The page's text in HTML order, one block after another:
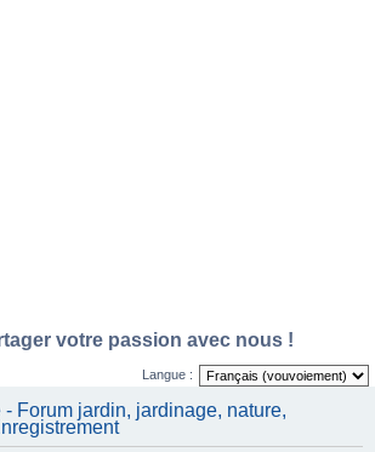
votre passion avec nous !
Langue :
- Forum jardin, jardinage, nature,